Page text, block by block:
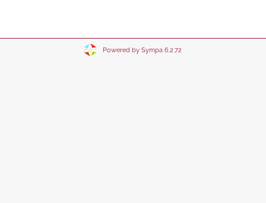
Powered by Sympa 6.2.72